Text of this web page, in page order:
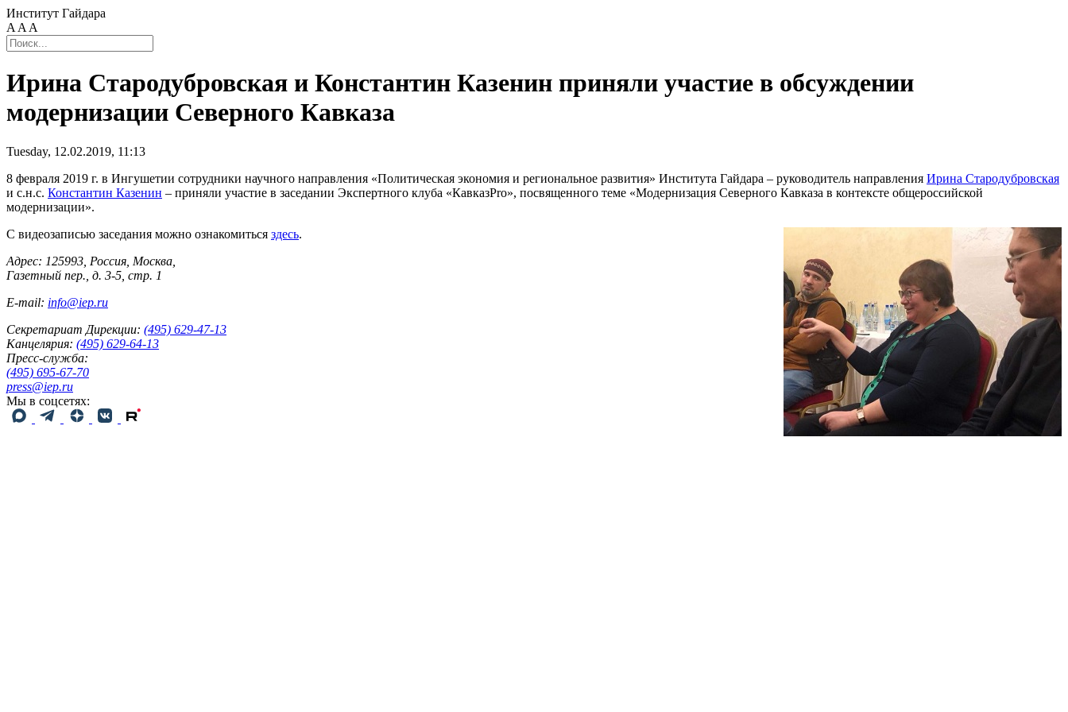
Институт Гайдара
A A A
Ирина Стародубровская и Константин Казенин приняли участие в обсуждении
модернизации Северного Кавказа
Tuesday, 12.02.2019, 11:13
8 февраля 2019 г. в Ингушетии сотрудники научного направления «Политическая экономия и региональное развития» Института Гайдара – руководитель направления Ирина Стародубровская
и с.н.с. Константин Казенин – приняли участие в заседании Экспертного клуба «КавказPro», посвященного теме «Модернизация Северного Кавказа в контексте общероссийской
модернизации».
С видеозаписью заседания можно ознакомиться здесь.
Адрес: 125993, Россия, Москва,
Газетный пер., д. 3-5, стр. 1
E-mail: info@iep.ru
Секретариат Дирекции: (495) 629-47-13
Канцелярия: (495) 629-64-13
Пресс-служба:
(495) 695-67-70
press@iep.ru
Мы в соцсетях: